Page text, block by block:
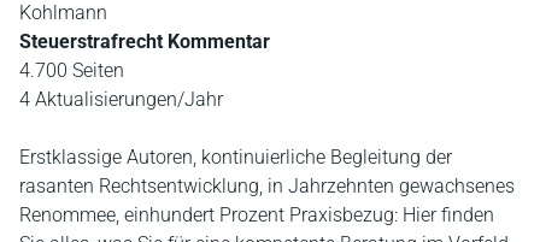
Kohlmann
Steuerstrafrecht Kommentar
4.700 Seiten
4 Aktualisierungen/Jahr
Erstklassige Autoren, kontinuierliche Begleitung der
rasanten Rechtsentwicklung, in Jahrzehnten gewachsenes
Renommee, einhundert Prozent Praxisbezug: Hier finden